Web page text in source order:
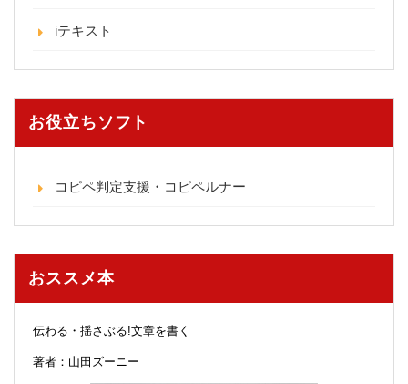
iテキスト
お役立ちソフト
コピペ判定支援・コピペルナー
おススメ本
伝わる・揺さぶる!文章を書く
著者：山田ズーニー